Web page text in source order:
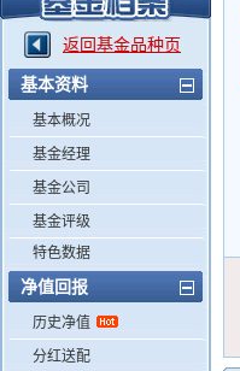
返回基金品种页
基本资料
基本概况
基金经理
基金公司
基金评级
特色数据
净值回报
历史净值
分红送配